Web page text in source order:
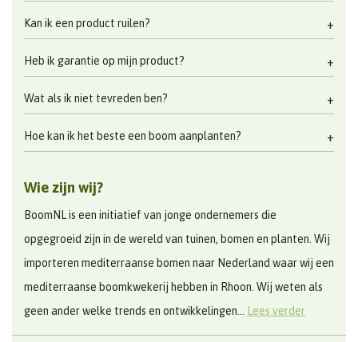
Kan ik een product ruilen?
Heb ik garantie op mijn product?
Wat als ik niet tevreden ben?
Hoe kan ik het beste een boom aanplanten?
Wie zijn wij?
BoomNL is een initiatief van jonge ondernemers die
opgegroeid zijn in de wereld van tuinen, bomen en planten. Wij
importeren mediterraanse bomen naar Nederland waar wij een
mediterraanse boomkwekerij hebben in Rhoon. Wij weten als
geen ander welke trends en ontwikkelingen... Lees verder